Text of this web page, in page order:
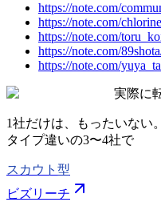
https://note.com/
https://note.com/
https://note.com/
https://note.com/
https://note.com/
実際に
1社だけは、もったいない。
タイプ違いの3〜4社で
スカウト型
ビズリーチ